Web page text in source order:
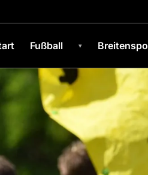
Fußball ▾